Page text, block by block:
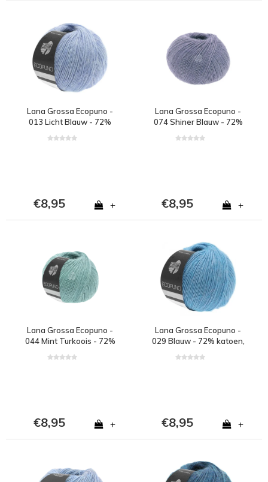
Lana Grossa Ecopuno -
013 Licht Blauw - 72%
en 11% alpaca - Blauw
€8,95 +
Lana Grossa Ecopuno -
074 Shiner Blauw - 72%
en 11% alpaca - Blauw
€8,95 +
Lana Grossa Ecopuno -
044 Mint Turkoois - 72%
en 11% alpaca - Blauw
€8,95 +
Lana Grossa Ecopuno -
029 Blauw - 72% katoen,
alpaca - Blauw
€8,95 +